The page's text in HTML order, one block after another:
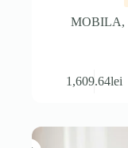
MOBILA,
1,609.64lei